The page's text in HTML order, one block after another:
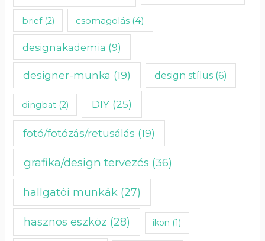
brief(2) csomagolás (4)
designakademia (9)
designer-munka (19) design stílus(6)
dingbat(2) DIY(25)
fotó/fotózás/retusálás (19)
grafika/design tervezés (36)
hallgatói munkák (27)
hasznos eszköz (28) ikon (1)